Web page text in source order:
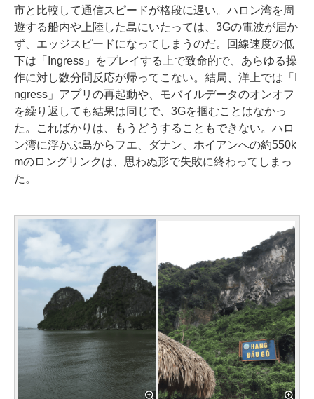
市と比較して通信スピードが格段に遅い。ハロン湾を周
遊する船内や上陸した島にいたっては、3Gの電波が届か
ず、エッジスピードになってしまうのだ。回線速度の低
下は「Ingress」をプレイする上で致命的で、あらゆる操
作に対し数分間反応が帰ってこない。結局、洋上では「I
ngress」アプリの再起動や、モバイルデータのオンオフ
を繰り返しても結果は同じで、3Gを掴むことはなかっ
た。こればかりは、もうどうすることもできない。ハロ
ン湾に浮かぶ島からフエ、ダナン、ホイアンへの約550k
mのロングリンクは、思わぬ形で失敗に終わってしまっ
た。